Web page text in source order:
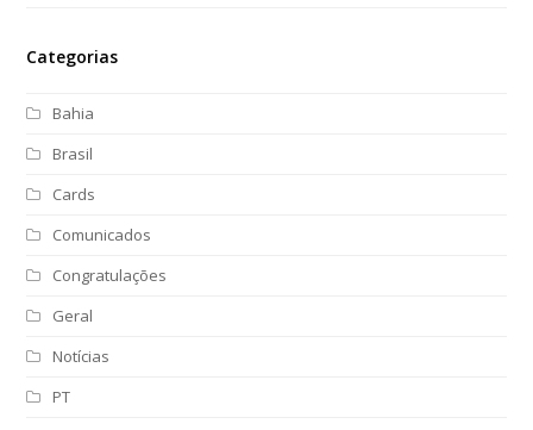
Categorias
Bahia
Brasil
Cards
Comunicados
Congratulações
Geral
Notícias
PT